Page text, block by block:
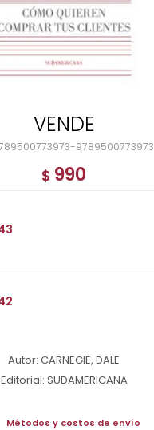
VENDE
9789500773973
$ 990
Autor: CARNEGIE, DALE
Editorial: SUDAMERICANA
Métodos y costos de envío